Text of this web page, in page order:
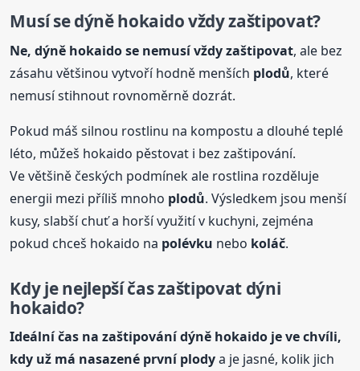
Musí se dýně hokaido vždy zaštipovat?
Ne, dýně hokaido se nemusí vždy zaštipovat, ale bez
zásahu většinou vytvoří hodně menších plodů, které
nemusí stihnout rovnoměrně dozrát.
Pokud máš silnou rostlinu na kompostu a dlouhé teplé
léto, můžeš hokaido pěstovat i bez zaštipování.
Ve většině českých podmínek ale rostlina rozděluje
energii mezi příliš mnoho plodů. Výsledkem jsou menší
kusy, slabší chuť a horší využití v kuchyni, zejména
pokud chceš hokaido na polévku nebo koláč.
Kdy je nejlepší čas zaštipovat dýni
hokaido?
Ideální čas na zaštipování dýně hokaido je ve chvíli,
kdy už má nasazené první plodya je jasné, kolik jich